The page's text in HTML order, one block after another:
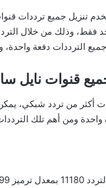
تنزيل جميع ترددات
فقط، وذلك من خلال
الترددات دفعة
قنوات نايل
أكثر من تردد شبكي،
ومن أهم تلك